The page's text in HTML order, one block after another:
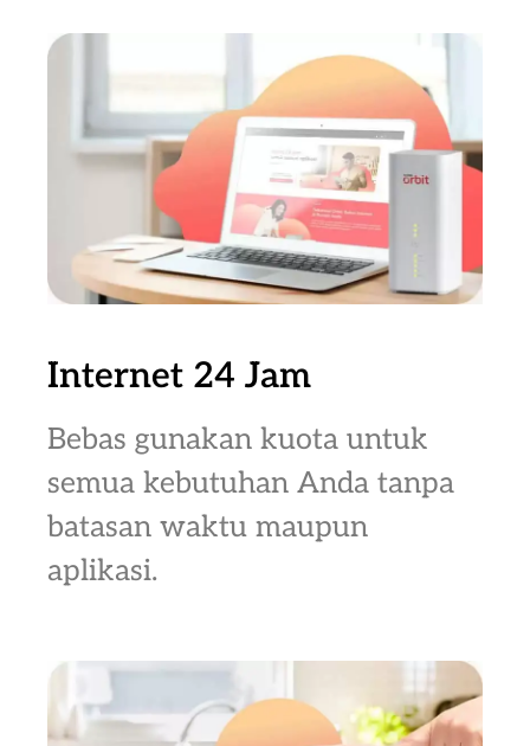
Internet 24 Jam
Bebas gunakan kuota untuk
semua kebutuhan Anda tanpa
batasan waktu maupun
aplikasi.